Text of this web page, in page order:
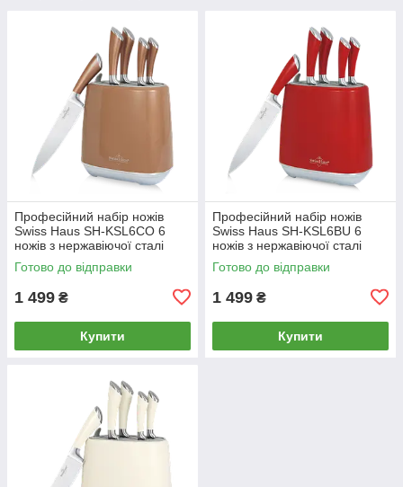
Професійний набір ножів
Swiss Haus SH-KSL6CO 6
ножів з нержавіючої сталі
Готово до відправки
1 499 ₴
Купити
Професійний набір ножів
Swiss Haus SH-KSL6BU 6
ножів з нержавіючої сталі
Готово до відправки
1 499 ₴
Купити